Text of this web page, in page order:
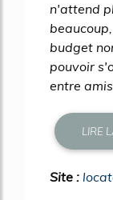
n'attend
budget
pouvoir
entre
LIRE
Site :